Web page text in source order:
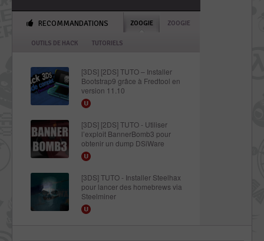
RECOMMANDATIONS ZOOGIE ZOOGIE
OUTILS DE HACK TUTORIELS
[3DS] [2DS] TUTO – Installer
Bootstrap9 grâce à Fredtool en
version 11.10
[3DS] [2DS] TUTO - Utiliser
l’exploit BannerBomb3 pour
obtenir un dump DSiWare
[3DS] TUTO - Installer Steelhax
pour lancer des homebrews via
Steelminer